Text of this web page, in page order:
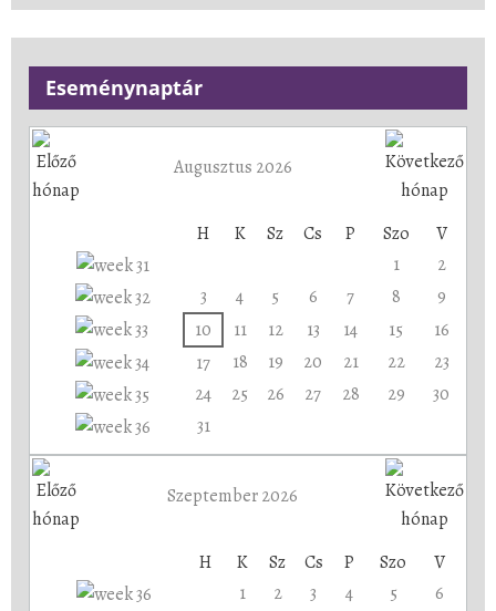
Eseménynaptár
Augusztus 2026
H K Sz Cs P Szo
V
1
2
3
4 5 6 7 8
9
10
11 12 13 14 15
16
17
18 19 20 21 22
23
24
25 26 27 28 29
30
31
Szeptember 2026
H K Sz Cs P Szo
V
1
2 3 4 5
6